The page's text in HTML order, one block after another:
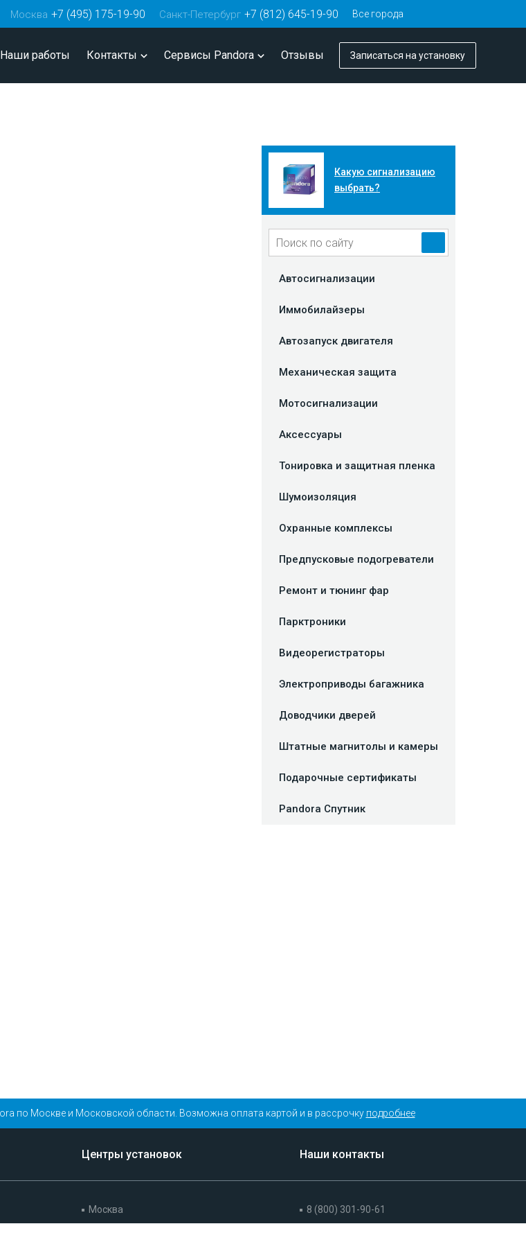
Москва +7 (495) 175-19-90 Санкт-Петербург +7 (812) 645-19-90 Все города
Наши работы Контакты Сервисы Pandora Отзывы Записаться на установку
Какую сигнализацию
выбрать?
Автосигнализации
Иммобилайзеры
Автозапуск двигателя
Механическая защита
Мотосигнализации
Аксессуары
Тонировка и защитная пленка
Шумоизоляция
Охранные комплексы
Предпусковые подогреватели
Ремонт и тюнинг фар
Парктроники
Видеорегистраторы
Электроприводы багажника
Доводчики дверей
Штатные магнитолы и камеры
Подарочные сертификаты
Pandora Спутник
по Москве и Московской области. Возможна оплата картой и в рассрочку подробнее
Центры установок
Москва
Наши контакты
8 (800) 301-90-61